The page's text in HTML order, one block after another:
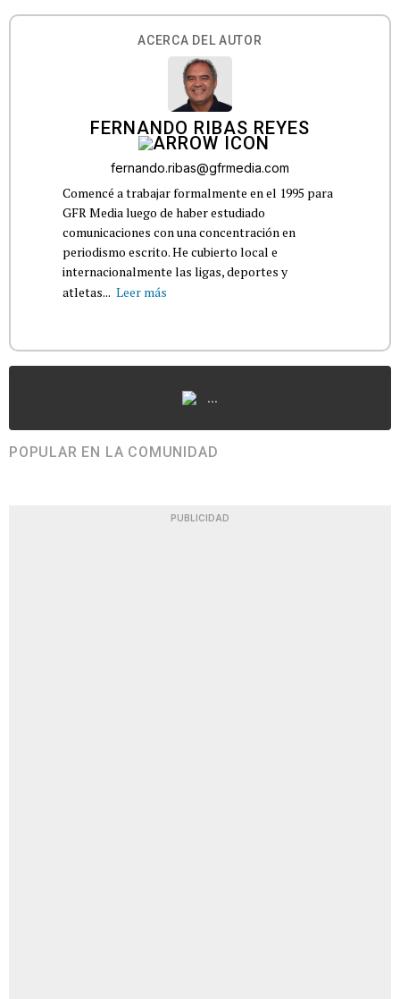
ACERCA DEL AUTOR
FERNANDO RIBAS REYES
fernando.ribas@gfrmedia.com
Comencé a trabajar formalmente en el 1995 para
GFR Media luego de haber estudiado
comunicaciones con una concentración en
periodismo escrito. He cubierto local e
internacionalmente las ligas, deportes y
atletas... Leer más
...
POPULAR EN LA COMUNIDAD
PUBLICIDAD